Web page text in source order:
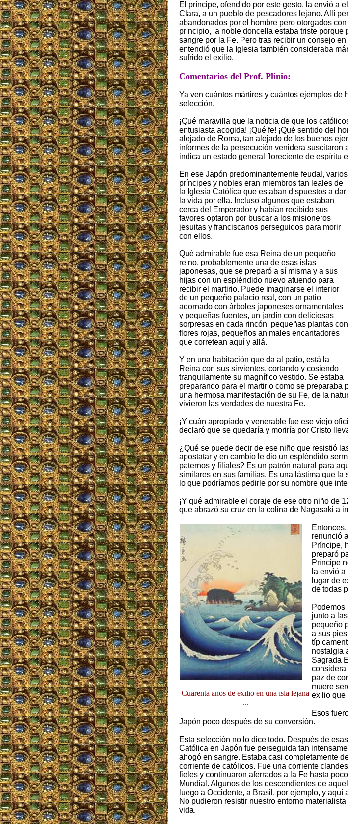
El príncipe, ofendido por este gesto, la envió a
Clara, a un pueblo de pescadores lejano. Allí
abandonados por el hombre pero otorgados
principio, la noble doncella estaba triste porque
sangre por la Fe. Pero tras recibir un consejo
entendió que la Iglesia también consideraba
sufrido el exilio.
Comentarios del Prof. Plinio:
Ya ven cuántos mártires y cuántos ejemplos de
selección.
¡Qué maravilla que la noticia de que los
entusiasta acogida! ¡Qué fe! ¡Qué sentido del
alejado de Roma, tan alejado de los buenos
informes de la persecución venidera suscitaron
indica un estado general floreciente de espíritu
En ese Japón predominantemente feudal, varios
príncipes y nobles eran miembros tan leales de
la Iglesia Católica que estaban dispuestos a dar
la vida por ella. Incluso algunos que estaban
cerca del Emperador y habían recibido sus
favores optaron por buscar a los misioneros
jesuitas y franciscanos perseguidos para morir
con ellos.
Qué admirable fue esa Reina de un pequeño
reino, probablemente una de esas islas
japonesas, que se preparó a sí misma y a sus
hijas con un espléndido nuevo atuendo para
recibir el martirio. Puede imaginarse el interior
de un pequeño palacio real, con un patio
adornado con árboles japoneses ornamentales
y pequeñas fuentes, un jardín con deliciosas
sorpresas en cada rincón, pequeñas plantas con
flores rojas, pequeños animales encantadores
que corretean aquí y allá.
Y en una habitación que da al patio, está la
Reina con sus sirvientes, cortando y cosiendo
tranquilamente su magnífico vestido. Se estaba
preparando para el martirio como se preparaba
una hermosa manifestación de su Fe, de la
vivieron las verdades de nuestra Fe.
¡Y cuán apropiado y venerable fue ese viejo
declaró que se quedaría y moriría por Cristo
¿Qué se puede decir de ese niño que resistió
apostatar y en cambio le dio un espléndido
paternos y filiales? Es un patrón natural para
similares en sus familias. Es una lástima que la
lo que podríamos pedirle por su nombre que
¡Y qué admirable el coraje de ese otro niño de
que abrazó su cruz en la colina de Nagasaki a
Cuarenta años de exilio en una isla lejana
...
renunció
Príncipe,
preparó
Príncipe
la envió
lugar de
de todas
Podemos
junto a
pequeño
a sus
nostalgia
Sagrada
considera
paz de
muere
exilio que
Esos
Japón poco después de su conversión.
Esta selección no lo dice todo. Después de
Católica en Japón fue perseguida tan
ahogó en sangre. Estaba casi completamente
corriente de católicos. Fue una corriente
fieles y continuaron aferrados a la Fe hasta
Mundial. Algunos de los descendientes de
luego a Occidente, a Brasil, por ejemplo, y
No pudieron resistir nuestro entorno
vida.